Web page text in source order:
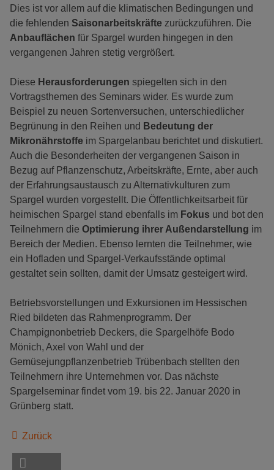
Dies ist vor allem auf die klimatischen Bedingungen und
die fehlenden Saisonarbeitskräfte zurückzuführen. Die
Anbauflächen für Spargel wurden hingegen in den
vergangenen Jahren stetig vergrößert.
Diese Herausforderungen spiegelten sich in den
Vortragsthemen des Seminars wider. Es wurde zum
Beispiel zu neuen Sortenversuchen, unterschiedlicher
Begrünung in den Reihen und Bedeutung der
Mikronährstoffe im Spargelanbau berichtet und diskutiert.
Auch die Besonderheiten der vergangenen Saison in
Bezug auf Pflanzenschutz, Arbeitskräfte, Ernte, aber auch
der Erfahrungsaustausch zu Alternativkulturen zum
Spargel wurden vorgestellt. Die Öffentlichkeitsarbeit für
heimischen Spargel stand ebenfalls im Fokus und bot den
Teilnehmern die Optimierung ihrer Außendarstellung im
Bereich der Medien. Ebenso lernten die Teilnehmer, wie
ein Hofladen und Spargel-Verkaufsstände optimal
gestaltet sein sollten, damit der Umsatz gesteigert wird.
Betriebsvorstellungen und Exkursionen im Hessischen
Ried bildeten das Rahmenprogramm. Der
Champignonbetrieb Deckers, die Spargelhöfe Bodo
Mönich, Axel von Wahl und der
Gemüsejungpflanzenbetrieb Trübenbach stellten den
Teilnehmern ihre Unternehmen vor. Das nächste
Spargelseminar findet vom 19. bis 22. Januar 2020 in
Grünberg statt.
Zurück